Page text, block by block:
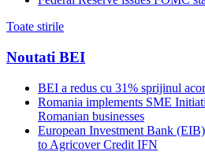
Toate stirile
Noutati BEI
BEI a redus cu 31% sprijinul
Romania implements SME
Romanian businesses
European Investment Bank
to Agricover Credit IFN